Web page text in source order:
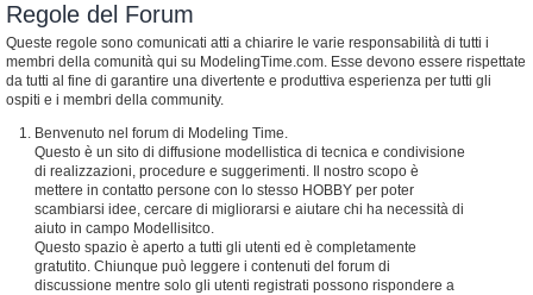
Regole del Forum
Queste regole sono comunicati atti a chiarire le varie responsabilità di tutti i
membri della comunità qui su ModelingTime.com. Esse devono essere rispettate
da tutti al fine di garantire una divertente e produttiva esperienza per tutti gli
ospiti e i membri della community.
Benvenuto nel forum di Modeling Time.
Questo è un sito di diffusione modellistica di tecnica e condivisione
di realizzazioni, procedure e suggerimenti. Il nostro scopo è
mettere in contatto persone con lo stesso HOBBY per poter
scambiarsi idee, cercare di migliorarsi e aiutare chi ha necessità di
aiuto in campo Modellisitco.
Questo spazio è aperto a tutti gli utenti ed è completamente
gratutito. Chiunque può leggere i contenuti del forum di
discussione mentre solo gli utenti registrati possono rispondere a